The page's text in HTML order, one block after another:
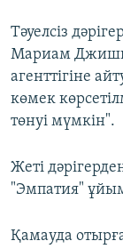
Тәуелсіз
Мариам
агенттігіне
көмек
төнуі мүмкін".
Жеті
"Эмпатия"
Қамауда